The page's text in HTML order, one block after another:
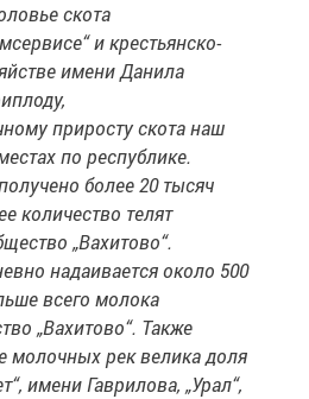
скота
и крестьянско-
имени Данила
приросту скота наш
по республике.
более 20 тысяч
количество телят
„Вахитово“.
надаивается около 500
всего молока
„Вахитово“. Также
молочных рек велика доля
имени Гаврилова, „Урал“,